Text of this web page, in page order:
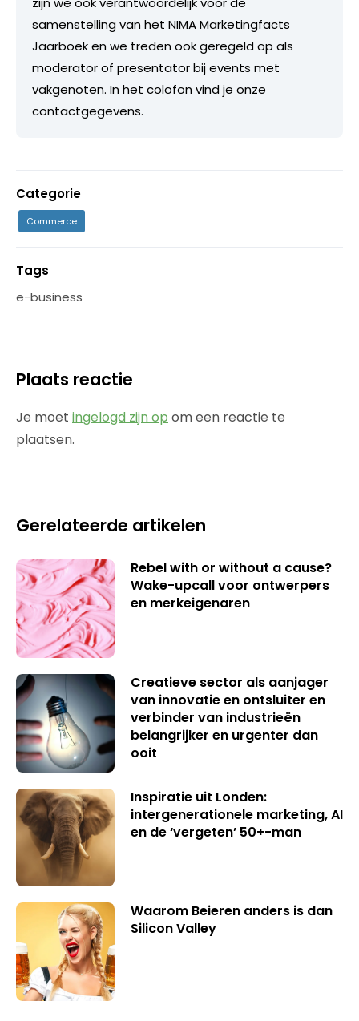
samenstelling van het NIMA Marketingfacts
Jaarboek en we treden ook geregeld op als
moderator of presentator bij events met
vakgenoten. In het colofon vind je onze
contactgegevens.
Categorie
Commerce
Tags
e-business
Plaats reactie
Je moet ingelogd zijn op om een reactie te
plaatsen.
Gerelateerde artikelen
Rebel with or without a cause?
Wake-upcall voor ontwerpers
en merkeigenaren
Creatieve sector als aanjager
van innovatie en ontsluiter en
verbinder van industrieën
belangrijker en urgenter dan
ooit
Inspiratie uit Londen:
intergenerationele marketing, AI
en de ‘vergeten’ 50+-man
Waarom Beieren anders is dan
Silicon Valley